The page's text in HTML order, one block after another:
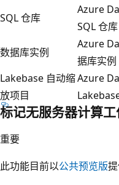
SQL 仓库
Azure
SQL 仓
数据库实例
Azure
据库实
Lakebase 自动缩
放项目
Azure
标记无服务器计算
重要
此功能目前以公共预览版提